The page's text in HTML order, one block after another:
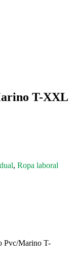
T-XXL
, Ropa laboral
Pvc/Marino T-